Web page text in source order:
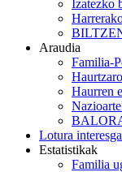
Izatezko
Araudia
Familia-
Haurren
Lotura
Estatistikak
Familia